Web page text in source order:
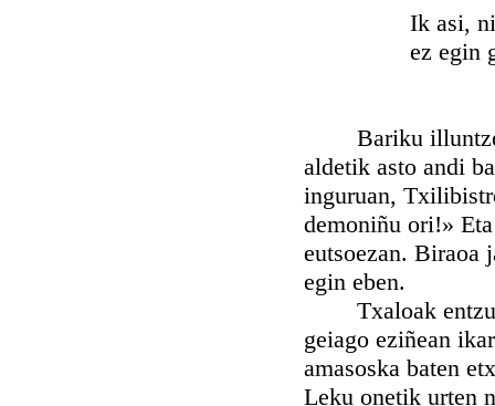
Ik asi, nik
ez egin
Bariku illuntze
aldetik asto andi
inguruan,
demoniñu ori!»
eutsoezan. Biraoa
egin eben.
Txaloak entzun
geiago eziñean
amasoska baten
Leku onetik urten